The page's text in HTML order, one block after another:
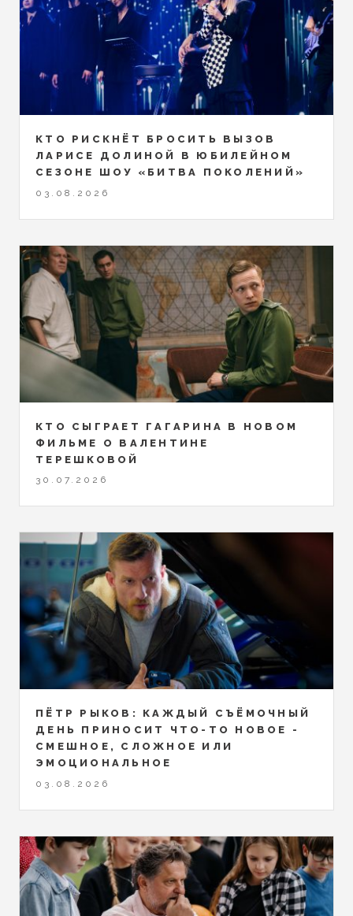
КТО РИСКНЁТ БРОСИТЬ ВЫЗОВ
ЛАРИСЕ ДОЛИНОЙ В ЮБИЛЕЙНОМ
СЕЗОНЕ ШОУ «БИТВА ПОКОЛЕНИЙ»
03.08.2026
КТО СЫГРАЕТ ГАГАРИНА В НОВОМ
ФИЛЬМЕ О ВАЛЕНТИНЕ
ТЕРЕШКОВОЙ
30.07.2026
ПЁТР РЫКОВ: КАЖДЫЙ СЪЁМОЧНЫЙ
ДЕНЬ ПРИНОСИТ ЧТО-ТО НОВОЕ -
СМЕШНОЕ, СЛОЖНОЕ ИЛИ
ЭМОЦИОНАЛЬНОЕ
03.08.2026